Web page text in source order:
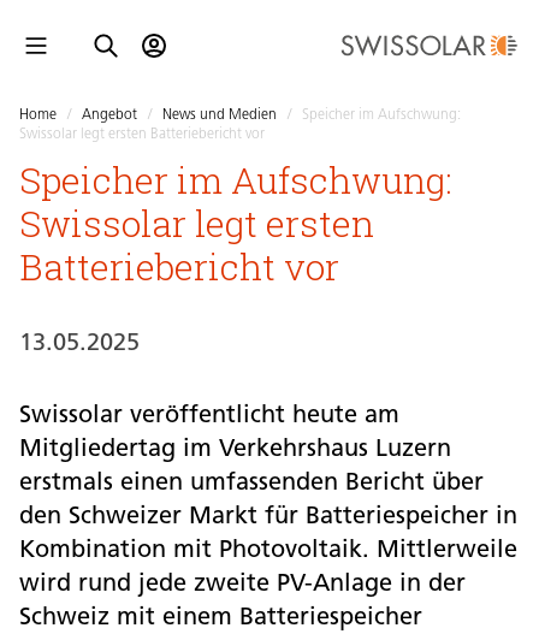
Home / Angebot / News und Medien /
Speicher im Aufschwung:
Swissolar legt ersten Batteriebericht vor
Speicher im Aufschwung:
Swissolar legt ersten
Batteriebericht vor
13.05.2025
Swissolar veröffentlicht heute am
Mitgliedertag im Verkehrshaus Luzern
erstmals einen umfassenden Bericht über
den Schweizer Markt für Batteriespeicher in
Kombination mit Photovoltaik. Mittlerweile
wird rund jede zweite PV-Anlage in der
Schweiz mit einem Batteriespeicher